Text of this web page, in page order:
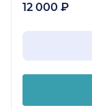
12 000 ₽